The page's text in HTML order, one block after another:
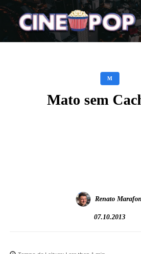
M
Mato sem
Renato Marafon
07.10.2013